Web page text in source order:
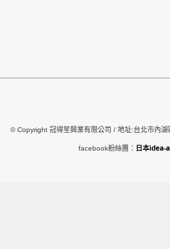
© Copyright 冠得笙興業有限公司 / 地址:台北市內
facebook粉絲團： 日本idea-